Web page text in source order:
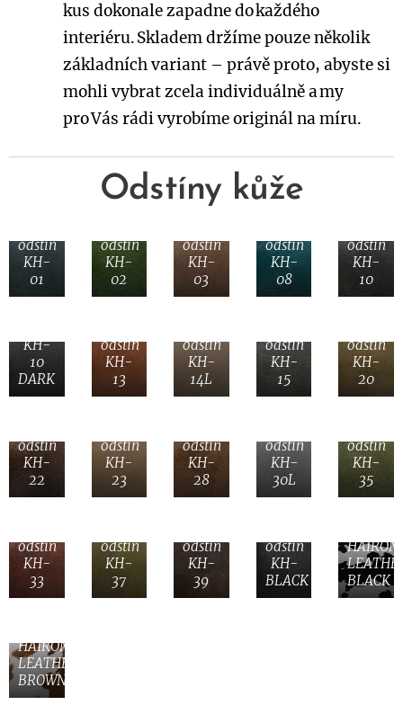
kus dokonale zapadne do každého
interiéru. Skladem držíme pouze několik
základních variant – právě proto, abyste si
mohli vybrat zcela individuálně a my
pro Vás rádi vyrobíme originál na míru.
Odstíny kůže
odstín
KH-
01
odstín
KH-
02
Bůvolí
odstín
KH-
03
odstín
KH-
08
odstín
KH-
10
Bůvolí
KH-
10
DARK
odstín
KH-
13
odstín
KH-
14L
odstín
KH-
15
odstín
KH-
20
odstín
KH-
22
odstín
KH-
23
odstín
KH-
28
odstín
KH-
30L
odstín
KH-
35
odstín
KH-
33
odstín
KH-
37
odstín
KH-
39
odstín
KH-
BLACK
HAIRON
BLACK
HAIRON
LEATHER
BROWN